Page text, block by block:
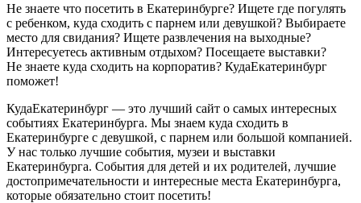
Не знаете что посетить в Екатеринбурге? Ищете где погулять
с ребенком, куда сходить с парнем или девушкой? Выбираете
место для свидания? Ищете развлечения на выходные?
Интересуетесь активным отдыхом? Посещаете выставки?
Не знаете куда сходить на корпоратив? КудаЕкатеринбург
поможет!
КудаЕкатеринбург — это лучший сайт о самых интересных
событиях Екатеринбурга. Мы знаем куда сходить в
Екатеринбурге с девушкой, с парнем или большой компанией.
У нас только лучшие события, музеи и выставки
Екатеринбурга. События для детей и их родителей, лучшие
достопримечательности и интересные места Екатеринбурга,
которые обязательно стоит посетить!